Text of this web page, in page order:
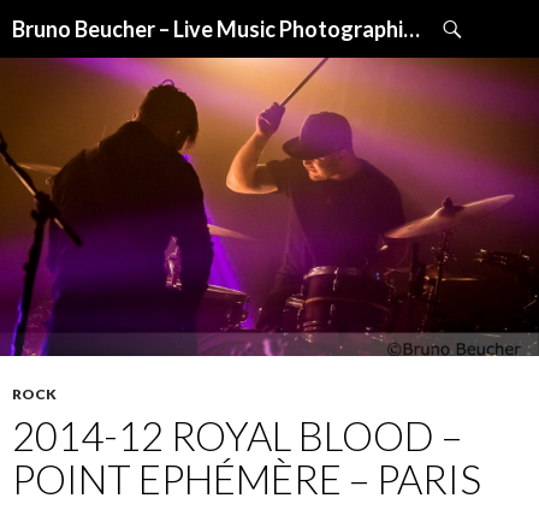
Bruno Beucher – Live Music Photographies
ROCK
2014-12 ROYAL BLOOD –
POINT EPHÉMÈRE – PARIS